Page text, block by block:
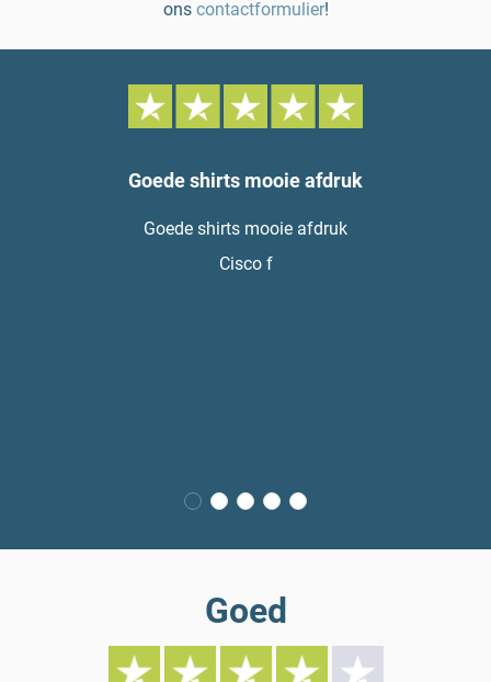
ons contactformulier!
Goede shirts mooie afdruk
Goede shirts mooie afdruk
Cisco f
Goed